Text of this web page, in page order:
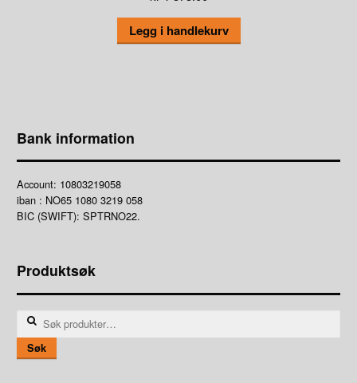
Legg i handlekurv
Bank information
Account: 10803219058
iban : NO65 1080 3219 058
BIC (SWIFT): SPTRNO22.
Produktsøk
Søk
Søk